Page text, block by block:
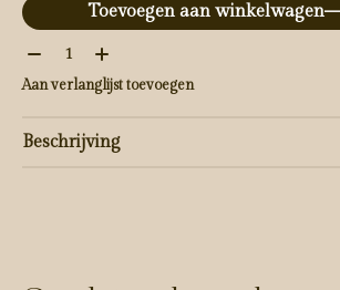
Toevoegen aan winkelwagen
Aantal:
Aan verlanglijst toevoegen
Beschrijving